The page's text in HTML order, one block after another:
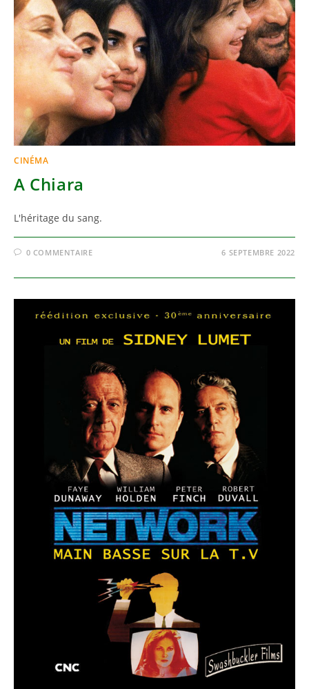
CINÉMA
A Chiara
L'héritage du sang.
0 COMMENTAIRE 6 SEPTEMBRE 2022